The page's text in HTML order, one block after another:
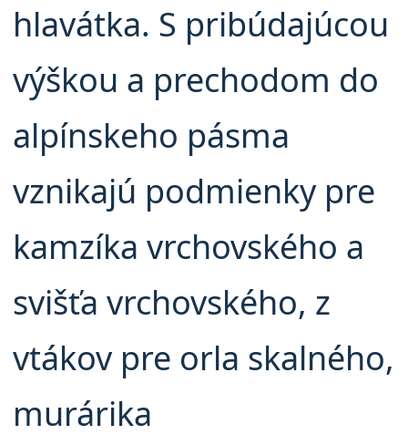
hlavátka. S pribúdajúcou
výškou a prechodom do
alpínskeho pásma
vznikajú podmienky pre
kamzíka vrchovského a
svišťa vrchovského, z
vtákov pre orla skalného,
murárika